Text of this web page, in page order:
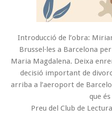
Introducció de l’obra:
Brussel·les a Barcelona
Maria Magdalena. Deixa
decisió important de
arriba a l’aeroport de
que és
Preu del Club de